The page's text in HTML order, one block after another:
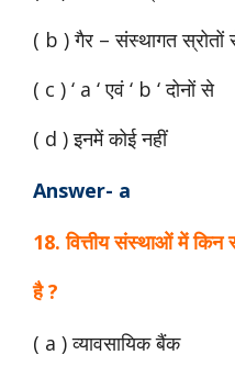
( b ) गैर – संस्थागत स्रोतों
( c ) ‘ a ‘ एवं ‘ b ‘ दोनों से
( d ) इनमें कोई नहीं
Answer- a
18. वित्तीय संस्थाओं में किन
है ?
( a ) व्यावसायिक बैंक